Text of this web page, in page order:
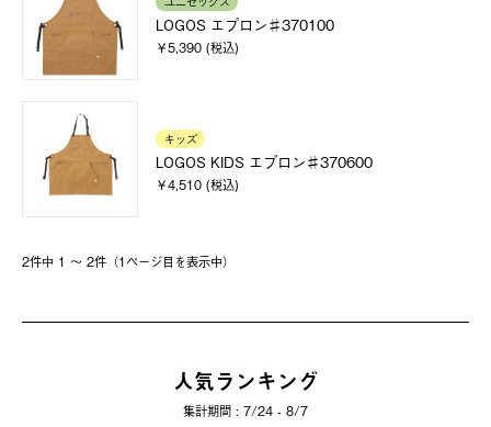
ユニセックス
LOGOS エプロン♯370100
￥5,390 (税込)
キッズ
LOGOS KIDS エプロン♯370600
￥4,510 (税込)
2件中 1 〜 2件（1ページ⽬を表⽰中）
人気ランキング
集計期間 : 7/24 - 8/7